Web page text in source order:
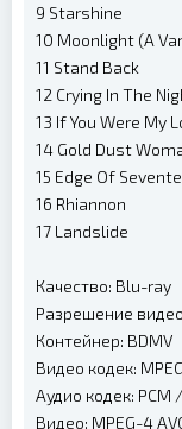
9 Starshine
10 Moonlight (A
11 Stand Back
12 Crying In The
13 If You Were My
14 Gold Dust
15 Edge Of
16 Rhiannon
17 Landslide
Качество: Blu-ray
Разрешение
Контейнер: BDMV
Видео кодек:
Аудио кодек: PCM
Видео: MPEG-4